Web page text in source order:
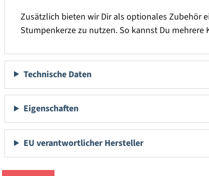
Zusätzlich bieten wir Dir als optionales Zubehör
Stumpenkerze zu nutzen. So kannst Du
Technische Daten
Eigenschaften
EU verantwortlicher Hersteller